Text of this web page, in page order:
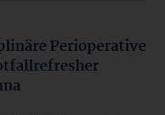
Perioperative